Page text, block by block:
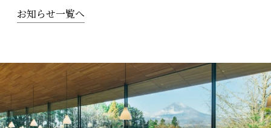
お知らせ一覧へ